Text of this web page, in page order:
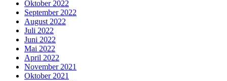
Oktober 2022
September 2022
August 2022
Juli 2022
Juni 2022
Mai 2022
April 2022
November 2021
Oktober 2021